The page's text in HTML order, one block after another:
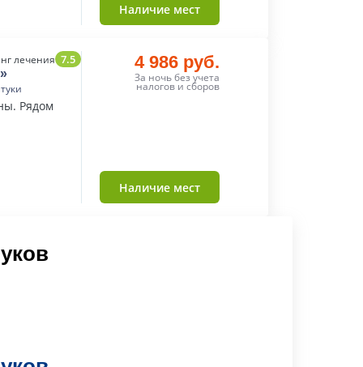
Наличие мест
лечения 7.5
Рядом
4 986 руб.
За ночь без учета
налогов и сборов
Наличие мест